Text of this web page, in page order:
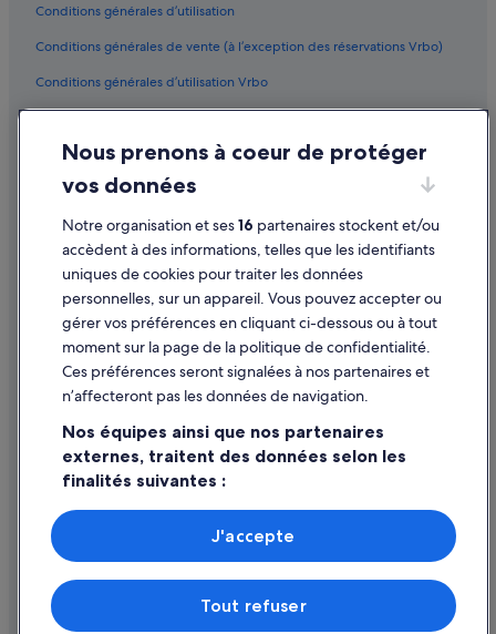
Conditions générales d’utilisation
Conditions générales de vente (à l’exception des réservations Vrbo)
Conditions générales d’utilisation Vrbo
Accessibilité
Protection des données
Cookies
Mentions légales / Nous contacter
Directives de contenu et signalement de contenus
Aide
Assistance
Modifier ou annuler votre réservation
Réserver un vol en utilisant un crédit de la compagnie aérienne
Documents de voyage internationaux
Expedia Inc. n'est pas responsable du contenu des sites Web externes.
© 2026 Expedia, Inc., une entreprise d’Expedia Group. Tous droits
réservés. Expedia et le logo Expedia sont des marques déposées ou des
Nous prenons à coeur de protéger
vos données
Notre organisation et ses16 partenaires stockent et/ou
accèdent à des informations, telles que les identifiants
uniques de cookies pour traiter les données
personnelles, sur un appareil. Vous pouvez accepter ou
gérer vos préférences en cliquant ci-dessous ou à tout
moment sur la page de la politique de confidentialité.
Ces préférences seront signalées à nos partenaires et
n’affecteront pas les données de navigation.
Nos équipes ainsi que nos partenaires
externes, traitent des données selon les
finalités suivantes :
Utiliser des données de géolocalisation précises. Analyser
activement les caractéristiques de l’appareil pour
l’identification. Stocker et/ou accéder à des informations
mesure de performance des publicités et du contenu,
études d’audience et développement de services.
Tout refuser
J'accepte